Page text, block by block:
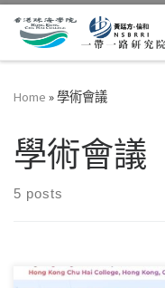
Skip to content
Home »學術會議
學術會議
5 posts